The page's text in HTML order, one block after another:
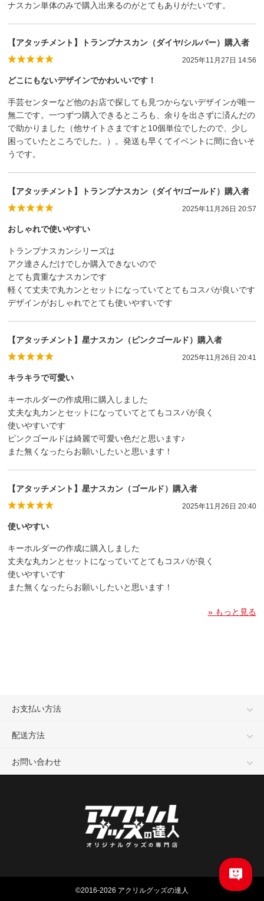
ナスカン単体のみで購入出来るのがとてもありがたいです。
【アタッチメント】トランプナスカン（ダイヤ/シルバー）購入者
2025年11月27日 14:56
どこにもないデザインでかわいいです！
手芸センターなど他のお店で探しても見つからないデザインが唯一
無二です。一つずつ購入できるところも、余りを出さずに済んだの
で助かりました（他サイトさまですと10個単位でしたので、少し
困っていたところでした。）。発送も早くてイベントに間に合いそ
うです。
【アタッチメント】トランプナスカン（ダイヤ/ゴールド）購入者
2025年11月26日 20:57
おしゃれで使いやすい
トランプナスカンシリーズは
アク達さんだけでしか購入できないので
とても貴重なナスカンです
軽くて丈夫で丸カンとセットになっていてとてもコスパが良いです
デザインがおしゃれでとても使いやすいです
【アタッチメント】星ナスカン（ピンクゴールド）購入者
2025年11月26日 20:41
キラキラで可愛い
キーホルダーの作成用に購入しました
丈夫な丸カンとセットになっていてとてもコスパが良く
使いやすいです
ピンクゴールドは綺麗で可愛い色だと思います♪
また無くなったらお願いしたいと思います！
【アタッチメント】星ナスカン（ゴールド）購入者
2025年11月26日 20:40
使いやすい
キーホルダーの作成に購入しました
丈夫な丸カンとセットになっていてとてもコスパが良く
使いやすいです
また無くなったらお願いしたいと思います！
» もっと見る
お支払い方法
配送方法
お問い合わせ
©2016-2026 アクリルグッズの達人